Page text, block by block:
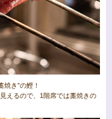
焼き”の鰹！
えるので、1階席では藁焼きの